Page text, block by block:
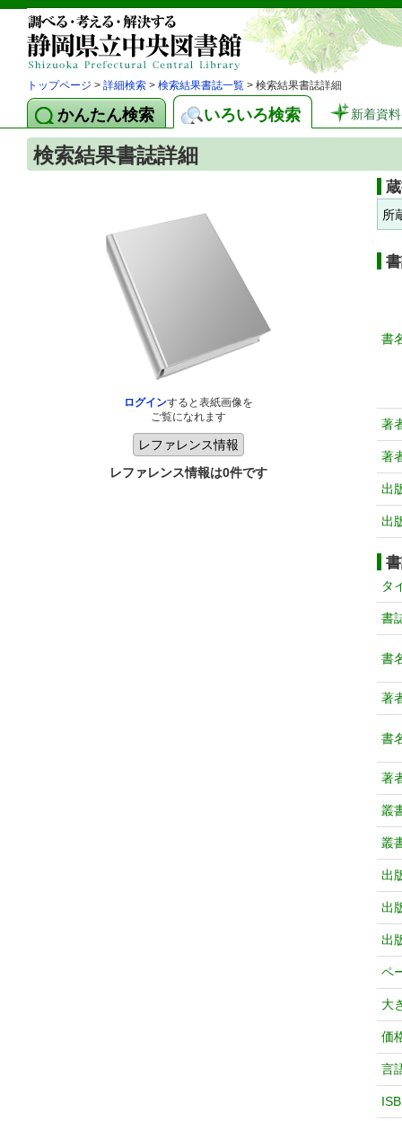
トップページ > 詳細検索 > 検索結果書誌一覧 > 検索結果書誌詳細
かんたん検索 いろいろ検索 新着資料
検索結果書誌詳細
ログインすると表紙画像を
ご覧になれます
レファレンス情報は0件です
所
書
著
著
出
出
タ
書
書
著
書
著
叢
叢
出
出
出
ペ
大
価
言